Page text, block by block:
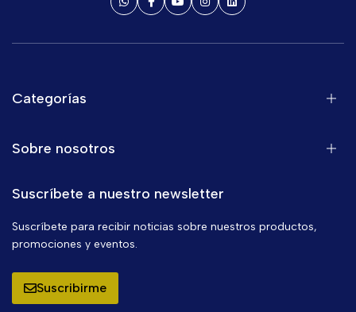
Categorías
Sobre nosotros
Suscríbete a nuestro newsletter
Suscríbete para recibir noticias sobre nuestros productos,
promociones y eventos.
Suscribirme